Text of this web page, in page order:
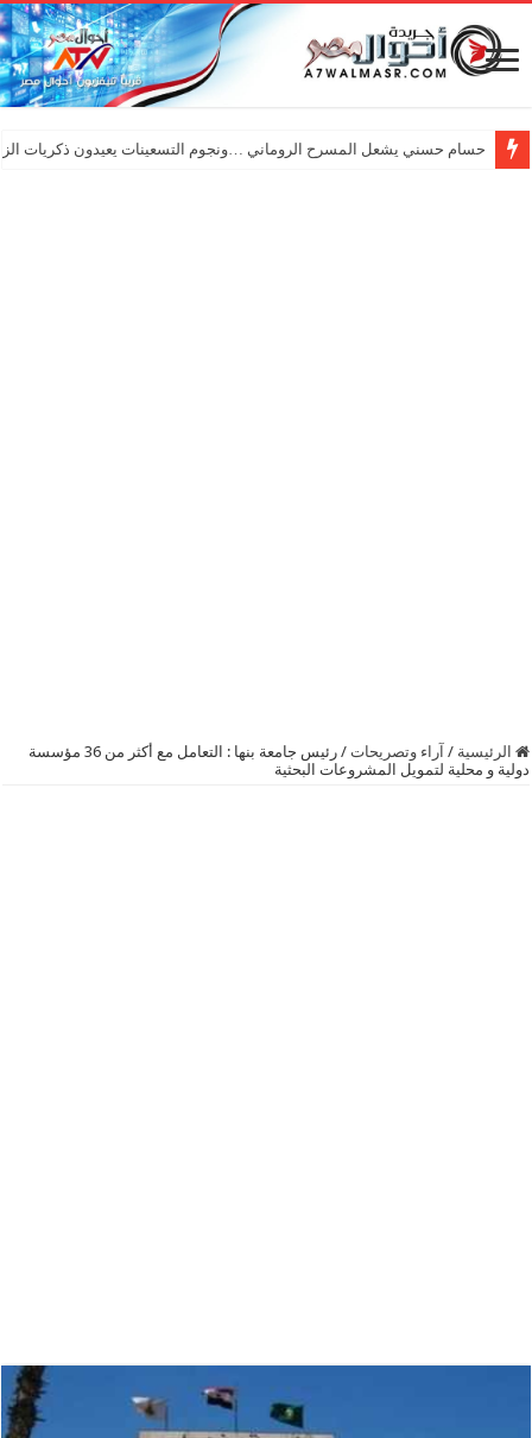
حسام حسني يشعل المسرح الروماني …ونجوم التسعينات يعيدون ذكريات
الرئيسية / آراء وتصريحات /
رئيس جامعة بنها : التعامل مع أكثر من 36 مؤسسة
دولية و محلية لتمويل المشروعات البحثية